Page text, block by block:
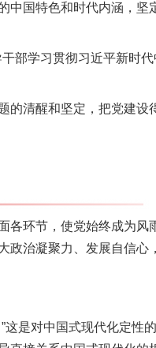
中国特色和时代内涵，坚
学习贯彻习近平新时代
清醒和坚定，把党建设
环节，使党始终成为风
政治凝聚力、发展自信心
是对中国式现代化定性